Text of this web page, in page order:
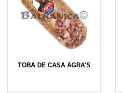
TOBA DE CASA AGRA'S